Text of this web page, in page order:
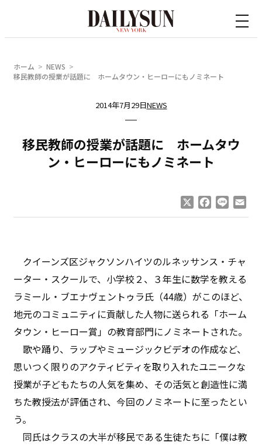
ホーム
NEWS
移民教師の授業が話題に ホームタウン・ヒーローにもノミネート
2014年7月29日NEWS
移民教師の授業が話題に ホームタウ
ン・ヒーローにもノミネート
Facebook
Line
クイーンズ区ジャクソンハイツのルネッサンス・チャ
ーター・スクールで、小学校２、３年生に数学を教える
ラミール・ブエナヴェントゥラ氏（44歳）がこのほど、
地元のコミュニティに貢献した人物に送られる「ホーム
タウン・ヒーロー賞」の教育部門にノミネートされた。
歌や踊り、ラップやミュージックビデオの作成など、
思いつく限りのアクティビティを取り入れたユニークな
授業が子どもたちの人気を集め、その活気と創造性に満
ちた教授法が評価され、今回のノミネートに至ったとい
う。
同氏はクラスの大半が移民である生徒たちに「僕は教